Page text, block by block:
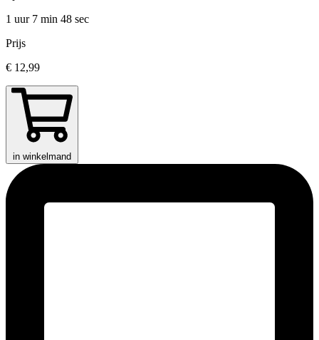
1 uur 7 min 48 sec
Prijs
€ 12,99
in winkelmand